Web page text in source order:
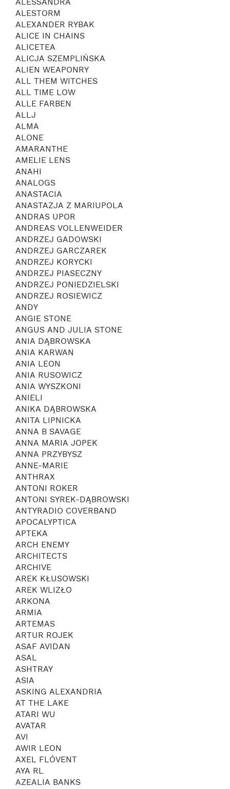
ALESSANDRA
ALESTORM
ALEXANDER RYBAK
ALICE IN CHAINS
ALICETEA
ALICJA SZEMPLIŃSKA
ALIEN WEAPONRY
ALL THEM WITCHES
ALL TIME LOW
ALLE FARBEN
ALLJ
ALMA
ALONE
AMARANTHE
AMELIE LENS
ANAHI
ANALOGS
ANASTACIA
ANASTAZJA Z MARIUPOLA
ANDRAS UPOR
ANDREAS VOLLENWEIDER
ANDRZEJ GADOWSKI
ANDRZEJ GARCZAREK
ANDRZEJ KORYCKI
ANDRZEJ PIASECZNY
ANDRZEJ PONIEDZIELSKI
ANDRZEJ ROSIEWICZ
ANDY
ANGIE STONE
ANGUS AND JULIA STONE
ANIA DĄBROWSKA
ANIA KARWAN
ANIA LEON
ANIA RUSOWICZ
ANIA WYSZKONI
ANIELI
ANIKA DĄBROWSKA
ANITA LIPNICKA
ANNA B SAVAGE
ANNA MARIA JOPEK
ANNA PRZYBYSZ
ANNE-MARIE
ANTHRAX
ANTONI ROKER
ANTONI SYREK-DĄBROWSKI
ANTYRADIO COVERBAND
APOCALYPTICA
APTEKA
ARCH ENEMY
ARCHITECTS
ARCHIVE
AREK KŁUSOWSKI
AREK WLIZŁO
ARKONA
ARMIA
ARTEMAS
ARTUR ROJEK
ASAF AVIDAN
ASAL
ASHTRAY
ASIA
ASKING ALEXANDRIA
AT THE LAKE
ATARI WU
AVATAR
AVI
AWIR LEON
AXEL FLÓVENT
AYA RL
AZEALIA BANKS